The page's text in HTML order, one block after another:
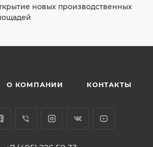
новых производственных
О КОМПАНИИ КОНТАКТЫ